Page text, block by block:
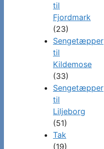
til
Fjordmark
(23)
Sengetæpper
til
Kildemose
(33)
Sengetæpper
til
Liljeborg
(51)
Tak
(19)